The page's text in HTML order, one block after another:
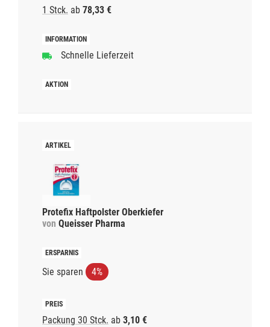
1 Stck. ab 78,33 €
Schnelle Lieferzeit
Protefix Haftpolster Oberkiefer
von Queisser Pharma
Sie sparen 4%
Packung 30 Stck. ab 3,10 €